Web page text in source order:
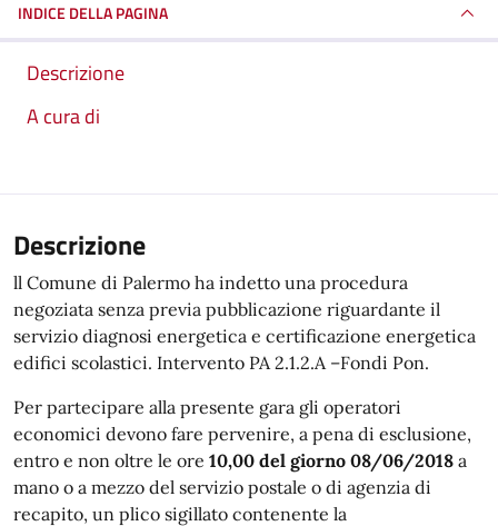
INDICE DELLA PAGINA
Descrizione
A cura di
Descrizione
ll Comune di Palermo ha indetto una procedura
negoziata senza previa pubblicazione riguardante il
servizio diagnosi energetica e certificazione energetica
edifici scolastici. Intervento PA 2.1.2.A –Fondi Pon.
Per partecipare alla presente gara gli operatori
economici devono fare pervenire, a pena di esclusione,
entro e non oltre le ore 10,00 del giorno 08/06/2018 a
mano o a mezzo del servizio postale o di agenzia di
recapito, un plico sigillato contenente la